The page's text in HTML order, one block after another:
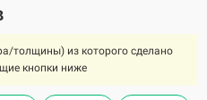
толщины) из которого сделано
кнопки ниже